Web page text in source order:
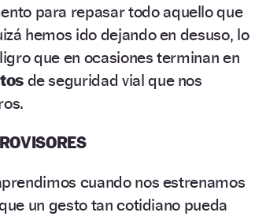
para repasar todo aquello que
hemos ido dejando en desuso, lo
que en ocasiones terminan en
de seguridad vial que nos
cuando nos estrenamos
un gesto tan cotidiano pueda